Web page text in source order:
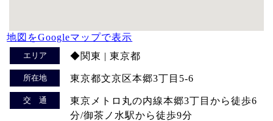
地図をGoogleマップで表示
エリア ◆関東 | 東京都
所在地 東京都文京区本郷3丁目5-6
交 通
東京メトロ丸の内線本郷3丁目から徒歩6
分/御茶ノ水駅から徒歩9分